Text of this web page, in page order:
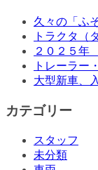
久々の「ふ
トラクタ（
２０２５
トレーラー
大型新車、
カテゴリー
スタッフ
未分類